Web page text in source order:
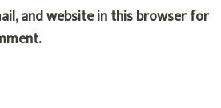
and website in this browser for